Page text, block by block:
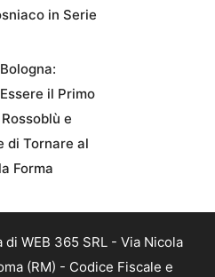
in Serie
il Primo
e
di Tornare al
Forma
WEB 365 SRL - Via Nicola
(RM) - Codice Fiscale e